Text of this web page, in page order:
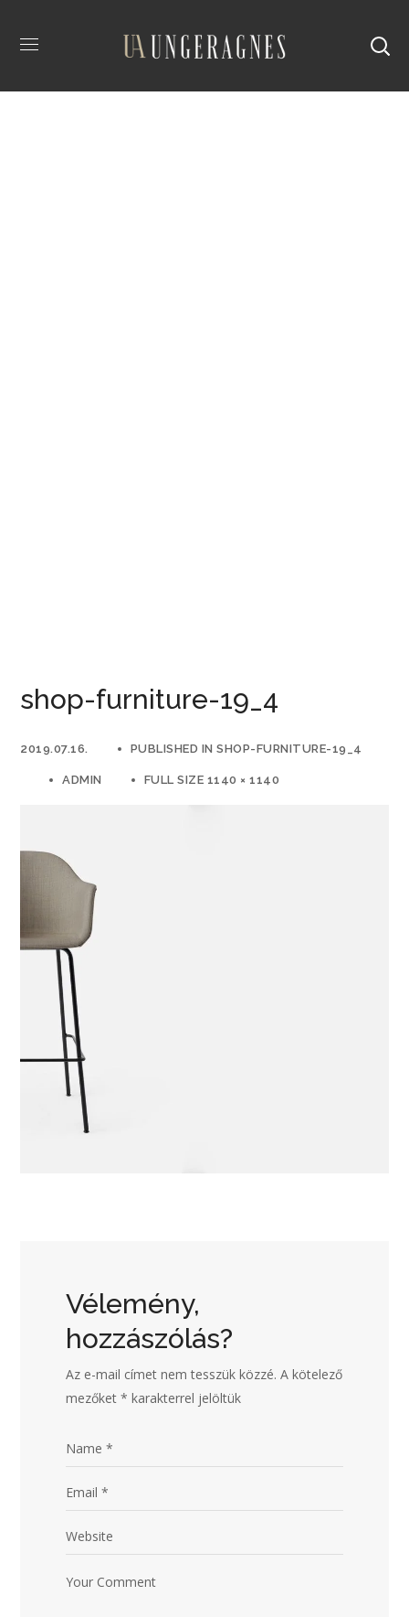
shop-furniture-19_4
2019.07.16. PUBLISHED INSHOP-FURNITURE-19_4
ADMIN FULL SIZE 1140 × 1140
Vélemény,
hozzászólás?
Az e-mail címet nem tesszük közzé. A kötelező
mezőket* karakterrel jelöltük